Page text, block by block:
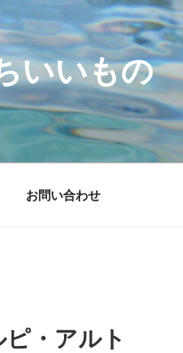
いいもの
お問い合わせ
・アルト